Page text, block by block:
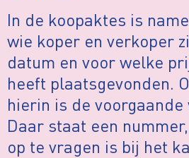
In de koopaktes is
wie koper en verkoper
datum en voor welke
heeft plaatsgevonden.
hierin is de
Daar staat een
op te vragen is bij het